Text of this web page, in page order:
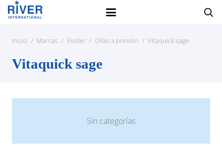
Inicio / Marcas / Fissler / Ollas a presión / Vitaquick sage
Vitaquick sage
Sin categorías